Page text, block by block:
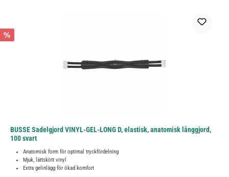
%
BUSSE Sadelgjord VINYL-GEL-LONG D, elastisk, anatomisk långgjord,
100 svart
Anatomisk form för optimal tryckfördelning
Mjuk, lättskött vinyl
Extra gelinlägg för ökad komfort